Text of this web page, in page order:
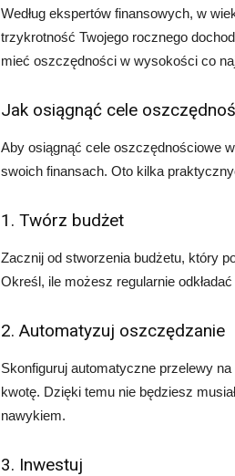
Według ekspertów finansowych, w
trzykrotność Twojego rocznego
mieć oszczędności w wysokości co
Jak osiągnąć cele
Aby osiągnąć cele oszczędnościowe
swoich finansach. Oto kilka
1. Twórz budżet
Zacznij od stworzenia budżetu, który
Określ, ile możesz regularnie
2. Automatyzuj oszczędzanie
Skonfiguruj automatyczne przelewy
kwotę. Dzięki temu nie będziesz
nawykiem.
3. Inwestuj